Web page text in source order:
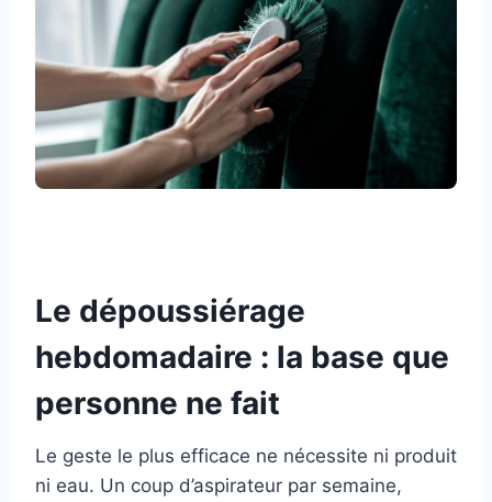
Le dépoussiérage
hebdomadaire : la base que
personne ne fait
Le geste le plus efficace ne nécessite ni produit
ni eau. Un coup d’aspirateur par semaine,